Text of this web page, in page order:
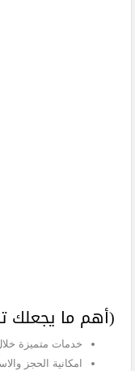
(أهم ما يجعلك
خدمات متميزة خلال الـ
امكانية الحجز